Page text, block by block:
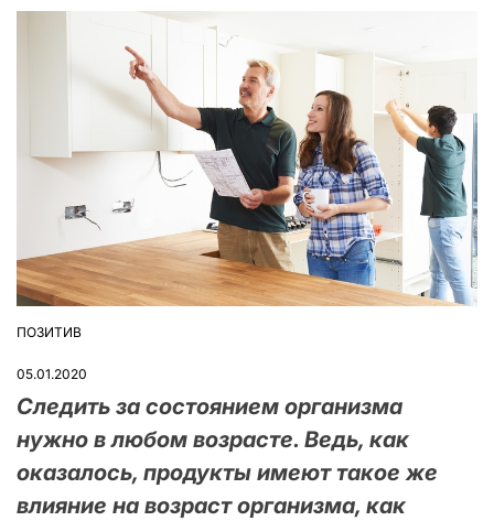
ОПУБЛІКУВАТИ
ПОЗИТИВ
05.01.2020
Следить за состоянием организма
нужно в любом возрасте. Ведь, как
оказалось, продукты имеют такое же
влияние на возраст организма, как